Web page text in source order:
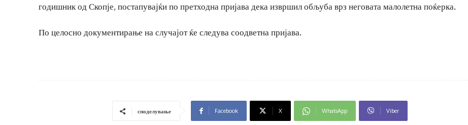
годишник од Скопје, постапувајќи по претходна пријава дека извршил обљуба врз неговата малолетна поќерка.
По целосно документирање на случајот ќе следува соодветна пријава.
споделување Facebook X WhatsApp Viber